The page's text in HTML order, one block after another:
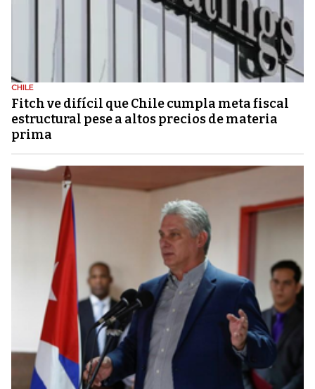
CHILE
Fitch ve difícil que Chile cumpla meta fiscal
estructural pese a altos precios de materia
prima